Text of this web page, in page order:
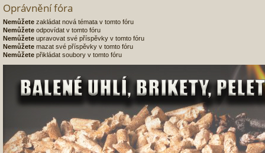
Oprávnění fóra
Nemůžete zakládat nová témata v tomto fóru
Nemůžete odpovídat v tomto fóru
Nemůžete upravovat své příspěvky v tomto fóru
Nemůžete mazat své příspěvky v tomto fóru
Nemůžete přikládat soubory v tomto fóru